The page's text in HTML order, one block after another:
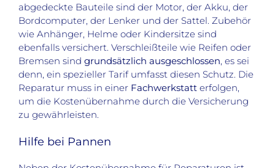
abgedeckte Bauteile sind der Motor, der Akku, der
Bordcomputer, der Lenker und der Sattel. Zubehör
wie Anhänger, Helme oder Kindersitze sind
ebenfalls versichert. Verschleißteile wie Reifen oder
Bremsen sind grundsätzlich ausgeschlossen, es sei
denn, ein spezieller Tarif umfasst diesen Schutz. Die
Reparatur muss in einer Fachwerkstatterfolgen,
um die Kostenübernahme durch die Versicherung
zu gewährleisten.
Hilfe bei Pannen